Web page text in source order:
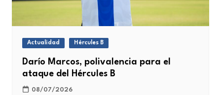
Actualidad Hércules B
Darío Marcos, polivalencia para el
ataque del Hércules B
08/07/2026